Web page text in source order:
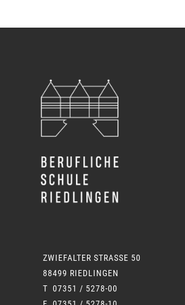
ZWIEFALTER STRASSE 50
88499 RIEDLINGEN
T 07351 / 5278-00